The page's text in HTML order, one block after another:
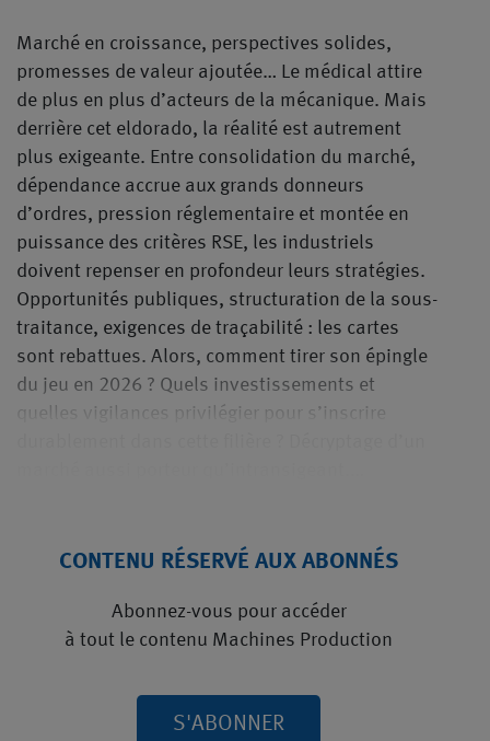
Marché en croissance, perspectives solides,
promesses de valeur ajoutée… Le médical attire
de plus en plus d’acteurs de la mécanique. Mais
derrière cet eldorado, la réalité est autrement
plus exigeante. Entre consolidation du marché,
dépendance accrue aux grands donneurs
d’ordres, pression réglementaire et montée en
puissance des critères RSE, les industriels
doivent repenser en profondeur leurs stratégies.
Opportunités publiques, structuration de la sous-
traitance, exigences de traçabilité : les cartes
sont rebattues. Alors, comment tirer son épingle
du jeu en 2026 ? Quels investissements et
quelles vigilances privilégier pour s’inscrire
CONTENU RÉSERVÉ AUX ABONNÉS
Abonnez-vous pour accéder
à tout le contenu Machines Production
S'ABONNER